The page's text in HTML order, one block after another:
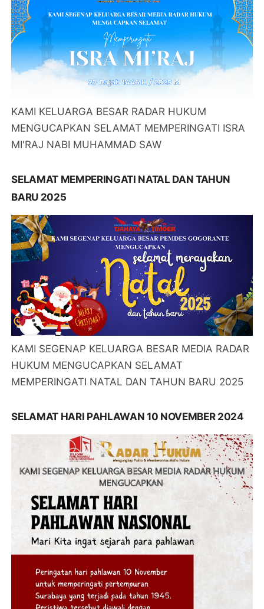
KAMI KELUARGA BESAR RADAR HUKUM
MENGUCAPKAN SELAMAT MEMPERINGATI ISRA
MI'RAJ NABI MUHAMMAD SAW
SELAMAT MEMPERINGATI NATAL DAN TAHUN
BARU 2025
KAMI SEGENAP KELUARGA BESAR MEDIA RADAR
HUKUM MENGUCAPKAN SELAMAT
MEMPERINGATI NATAL DAN TAHUN BARU 2025
SELAMAT HARI PAHLAWAN 10 NOVEMBER 2024